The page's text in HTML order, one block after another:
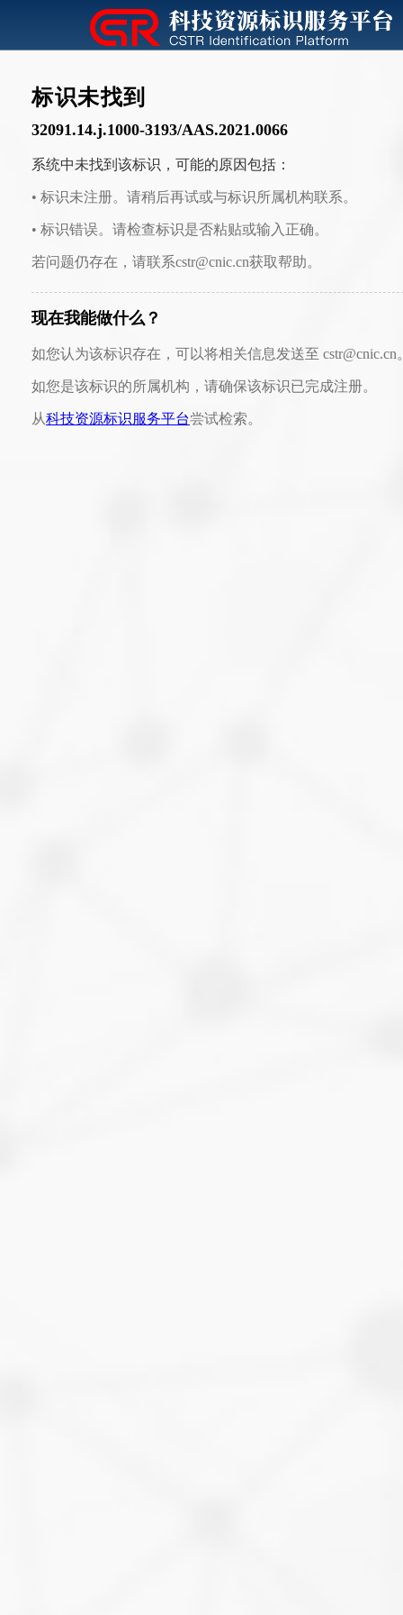
标识未找到
32091.14.j.1000-3193/AAS.2021.0066
系统中未找到该标识，可能的原因包括：
• 标识未注册。请稍后再试或与标识所属机构联系。
• 标识错误。请检查标识是否粘贴或输入正确。
若问题仍存在，请联系cstr@cnic.cn获取帮助。
现在我能做什么？
如您认为该标识存在，可以将相关信息发送至 cstr@cnic.cn
如您是该标识的所属机构，请确保该标识已完成注册。
从科技资源标识服务平台尝试检索。